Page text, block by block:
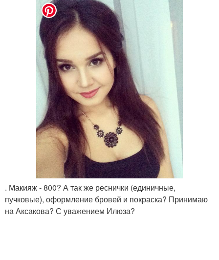
. Макияж - 800? А так же реснички (единичные,
пучковые), оформление бровей и покраска? Принимаю
на Аксакова? С уважением Илюза?